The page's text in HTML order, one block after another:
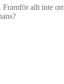
allt inte